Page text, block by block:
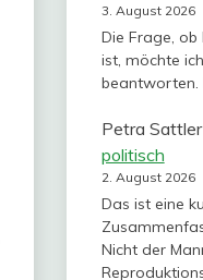
3. August 2026
Die Frage,
ist, möchte
beantworten.
Petra Sattler
politisch
2. August 2026
Das ist eine
Nicht der